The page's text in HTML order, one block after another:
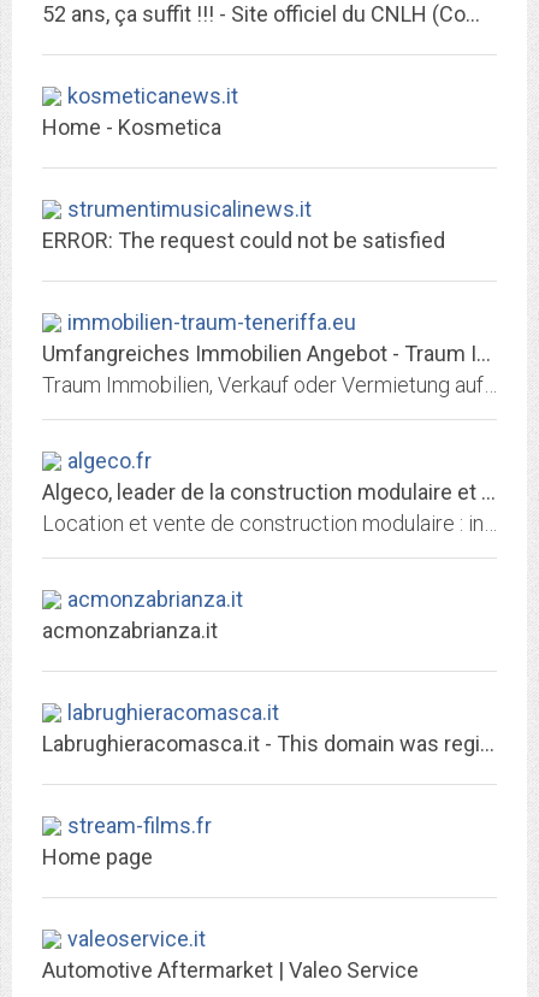
52 ans, ça suffit !!! - Site officiel du CNLH (Comité National de Liaison des...
kosmeticanews.it
Home - Kosmetica
strumentimusicalinews.it
ERROR: The request could not be satisfied
immobilien-traum-teneriffa.eu
Umfangreiches Immobilien Angebot - Traum Immobilien auf Teneriffa.
algeco.fr
Algeco, leader de la construction modulaire et du bâtiment préfabriqué
acmonzabrianza.it
acmonzabrianza.it
labrughieracomasca.it
Labrughieracomasca.it - This domain was registered with Match.it
stream-films.fr
Home page
valeoservice.it
Automotive Aftermarket | Valeo Service